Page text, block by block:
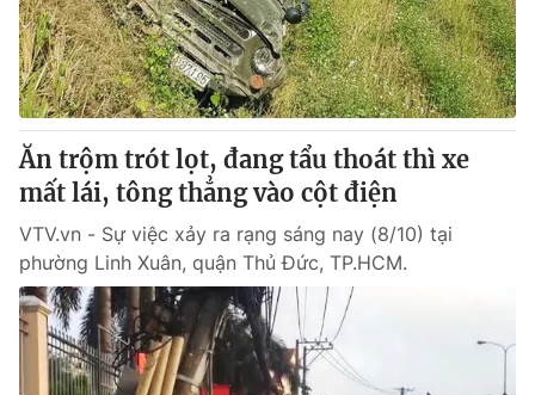
Sản phẩm
Thị trường
Tư vấn
Lịch phát sóng
Chuyên mục khác
Emagazine Podcast
Photo Infographic
Video Shorts video
Ăn trộm trót lọt, đang tẩu thoát thì xe
mất lái, tông thẳng vào cột điện
VTV.vn - Sự việc xảy ra rạng sáng nay (8/10) tại
phường Linh Xuân, quận Thủ Đức, TP.HCM.